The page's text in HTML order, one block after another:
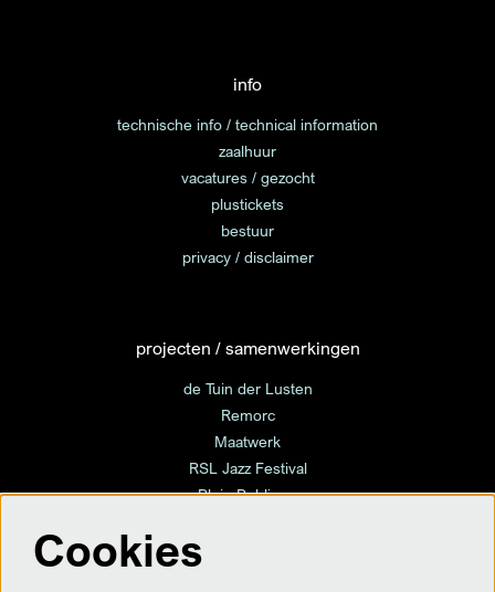
info
technische info / technical information
zaalhuur
vacatures / gezocht
plustickets
bestuur
privacy / disclaimer
projecten / samenwerkingen
de Tuin der Lusten
Remorc
Maatwerk
RSL Jazz Festival
Plein Publique
Cookies